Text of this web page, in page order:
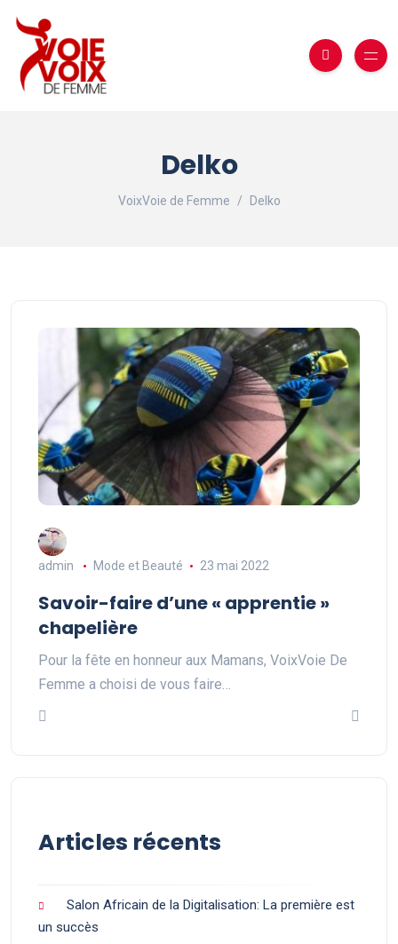
Delko
VoixVoie de Femme Delko
admin Mode et Beauté 23 mai 2022
Savoir-faire d’une « apprentie »
chapelière
Pour la fête en honneur aux Mamans, VoixVoie De
Femme a choisi de vous faire…
Articles récents
Salon Africain de la Digitalisation: La première est
un succès